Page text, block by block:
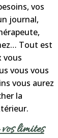
vos
journal,
Tout est
vous
vous vous
vous aurez
la
limites